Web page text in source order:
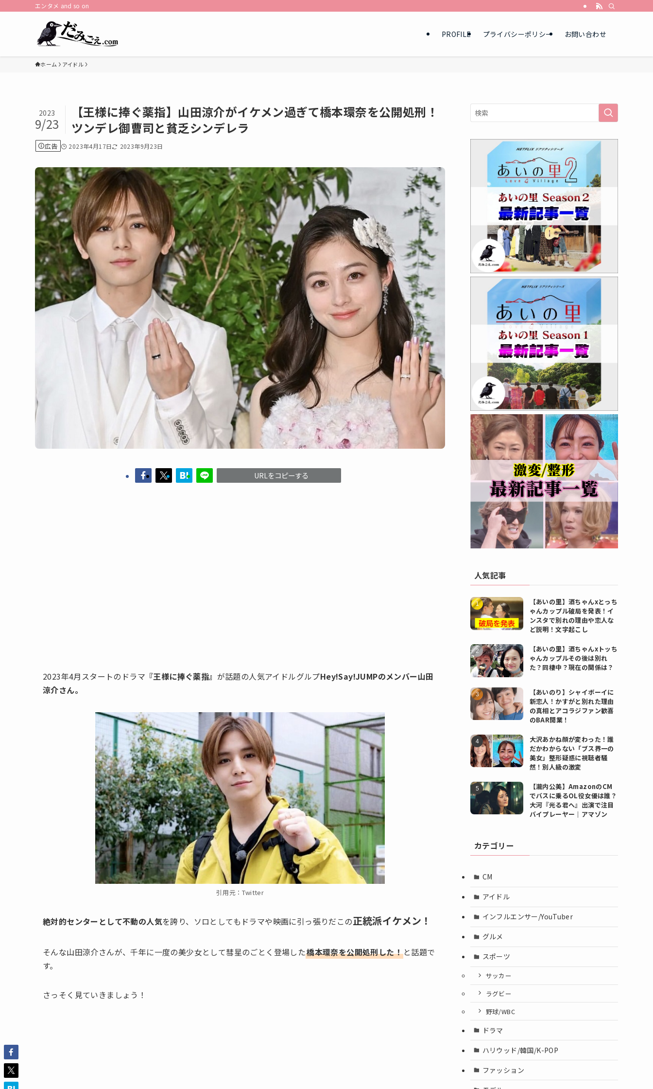
エンタメ and so on
PROFILE プライバシーポリシー お問い合わせ
ホーム アイドル
【王様に捧ぐ薬指】山田涼介がイケメン過ぎて橋本環奈を公開処刑！
ツンデレ御曹司と貧乏シンデレラ
2023
9/23
広告 2023年4月17日 2023年9月23日
URLをコピーする
2023年4月スタートのドラマ 『王様に捧ぐ薬指』 が話題の人気アイドルグルプHey!Say!JUMPのメンバー山田
涼介さん。
引用元：Twitter
絶対的センターとして不動の人気を誇り、ソロとしてもドラマや映画に引っ張りだこの正統派イケメン！
そんな山田涼介さんが、千年に一度の美少女として彗星のごとく登場した橋本環奈を公開処刑した！ と話題で
す。
さっそく見ていきましょう！
人気記事
【あいの里】酒ちゃんxとっち
ゃんカップル破局を発表！イ
ンスタで別れの理由や恋人な
ど説明！文字起こし
【あいの里】酒ちゃんxトッち
ゃんカップルその後は別れ
た？同棲中？現在の関係は？
【あいのり】シャイボーイに
新恋人！かすがと別れた理由
の真相とアコラジファン歓喜
のBAR開業！
大沢あかね顔が変わった！誰
だかわからない「ブス界一の
美女」整形疑惑に視聴者騒
然！別人級の激変
【瀧内公美】AmazonのCM
でバスに乗るOL役女優は誰？
大河『光る君へ』出演で注目
バイプレーヤー｜アマゾン
カテゴリー
CM
アイドル
インフルエンサー/YouTuber
グルメ
スポーツ
サッカー
ラグビー
野球/WBC
ドラマ
ハリウッド/韓国/K-POP
ファッション